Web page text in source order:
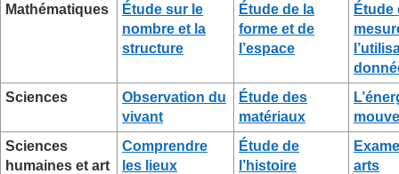
Mathématiques
Étude sur le
nombre et la
structure
Étude de la
forme et de
l’espace
Étude
Sciences
Observation du
vivant
Étude des
matériaux
Sciences
humaines et art
Comprendre
les lieux
Étude de
l’histoire
arts